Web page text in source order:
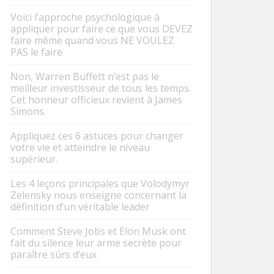
Voici l’approche psychologique à
appliquer pour faire ce que vous DEVEZ
faire même quand vous NE VOULEZ
PAS le faire
Non, Warren Buffett n’est pas le
meilleur investisseur de tous les temps.
Cet honneur officieux revient à James
Simons.
Appliquez ces 6 astuces pour changer
votre vie et atteindre le niveau
supérieur.
Les 4 leçons principales que Volodymyr
Zelensky nous enseigne concernant la
définition d’un véritable leader
Comment Steve Jobs et Elon Musk ont
fait du silence leur arme secrète pour
paraître sûrs d’eux